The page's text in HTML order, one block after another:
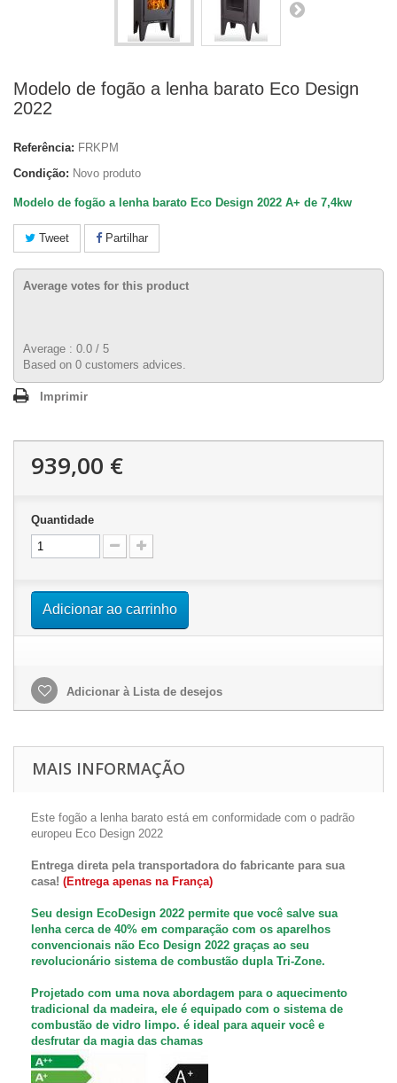
Modelo de fogão a lenha barato Eco Design
2022
Referência: FRKPM
Condição: Novo produto
Modelo de fogão a lenha barato Eco Design 2022 A+ de 7,4kw
Tweet Partilhar
Average votes for this product
Average : 0.0 / 5
Based on 0 customers advices.
Imprimir
939,00 €
Quantidade
Adicionar ao carrinho
Adicionar à Lista de desejos
MAIS INFORMAÇÃO
Este fogão a lenha barato está em conformidade com o padrão
europeu Eco Design 2022
Entrega direta pela transportadora do fabricante para sua
casa! (Entrega apenas na França)
Seu design EcoDesign 2022 permite que você salve sua
lenha cerca de 40% em comparação com os aparelhos
convencionais não Eco Design 2022 graças ao seu
revolucionário sistema de combustão dupla Tri-Zone.
Projetado com uma nova abordagem para o aquecimento
tradicional da madeira, ele é equipado com o sistema de
combustão de vidro limpo. é ideal para aqueir você e
desfrutar da magia das chamas